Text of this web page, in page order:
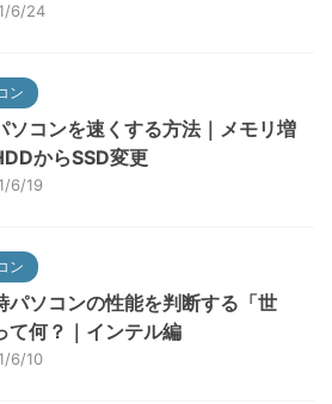
6/24
ン
ソコンを速くする方法｜メモリ増
からSSD変更
6/19
ン
パソコンの性能を判断する「世
て何？｜インテル編
6/10